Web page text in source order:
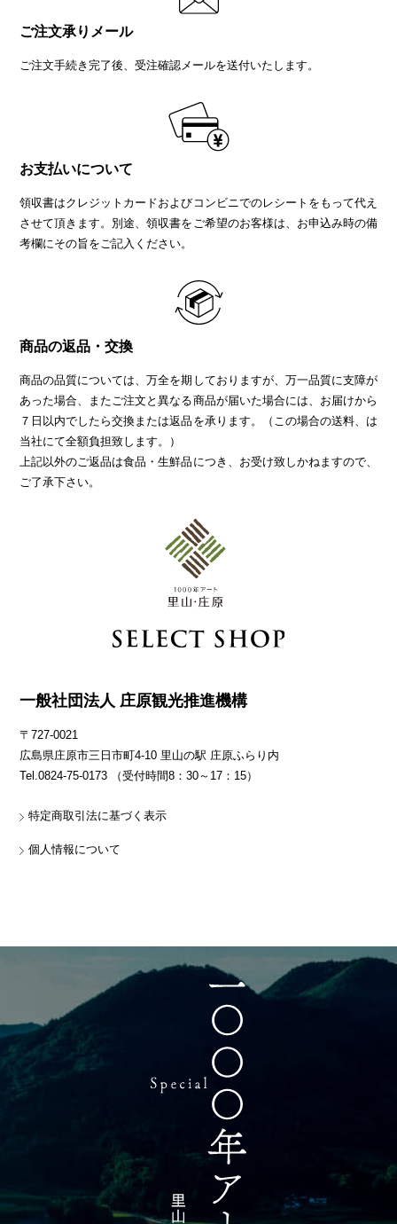
ご注文承りメール
ご注文手続き完了後、受注確認メールを送付いたします。
お支払いについて
領収書はクレジットカードおよびコンビニでのレシートをもって代え
させて頂きます。別途、領収書をご希望のお客様は、お申込み時の備
考欄にその旨をご記入ください。
商品の返品・交換
商品の品質については、万全を期しておりますが、万一品質に支障が
あった場合、またご注文と異なる商品が届いた場合には、お届けから
７日以内でしたら交換または返品を承ります。（この場合の送料、は
当社にて全額負担致します。）
上記以外のご返品は食品・生鮮品につき、お受け致しかねますので、
ご了承下さい。
一般社団法人 庄原観光推進機構
〒727-0021
広島県庄原市三日市町4-10 里山の駅 庄原ふらり内
Tel.0824-75-0173 （受付時間8：30～17：15）
特定商取引法に基づく表示
個人情報について